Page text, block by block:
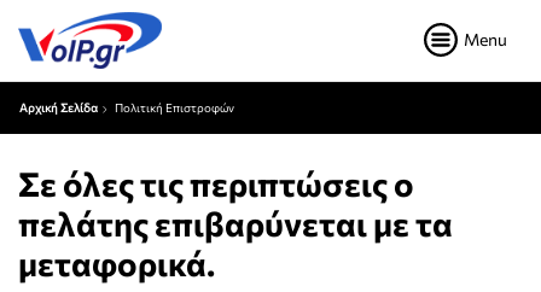
Menu
Αρχική Σελίδα Πολιτική Επιστροφών
Σε όλες τις περιπτώσεις ο
πελάτης επιβαρύνεται με τα
μεταφορικά.